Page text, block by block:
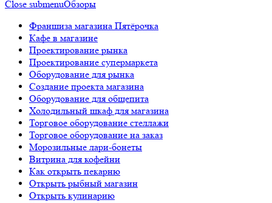
Close submenuОбзоры
Франшиза магазина Пятёрочка
Кафе в магазине
Проектирование рынка
Проектирование супермаркета
Оборудование для рынка
Создание проекта магазина
Оборудование для общепита
Холодильный шкаф для магазина
Торговое оборудование стеллажи
Торговое оборудование на заказ
Морозильные лари-бонеты
Витрина для кофейни
Как открыть пекарню
Открыть рыбный магазин
Открыть кулинарию